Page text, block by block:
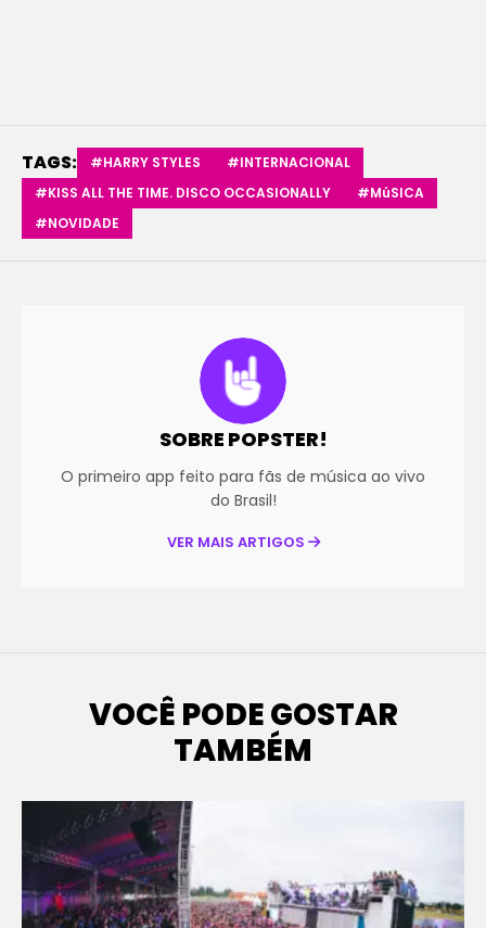
TAGS: #HARRY STYLES
#INTERNACIONAL
#KISS ALL THE TIME. DISCO OCCASIONALLY
#MúSICA
#NOVIDADE
SOBRE POPSTER!
O primeiro app feito para fãs de música ao vivo
do Brasil!
VER MAIS ARTIGOS
VOCÊ PODE GOSTAR
TAMBÉM